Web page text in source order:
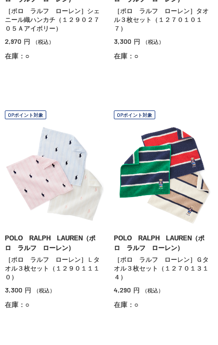
［ポロ ラルフ ローレン］シェ
ニール織ハンカチ（１２９０２７
０５Ａアイボリー）
2,970 円 （税込）
在庫：○
［ポロ ラルフ ローレン］タオ
ル３枚セット（１２７０１０１
７）
3,300 円 （税込）
在庫：○
OPポイント対象
POLO RALPH LAUREN（ポ
ロ ラルフ ローレン）
［ポロ ラルフ ローレン］Ｌタ
オル３枚セット（１２９０１１１
０）
3,300 円 （税込）
在庫：○
OPポイント対象
POLO RALPH LAUREN（ポ
ロ ラルフ ローレン）
［ポロ ラルフ ローレン］Ｇタ
オル３枚セット（１２７０１３１
４）
4,290 円 （税込）
在庫：○